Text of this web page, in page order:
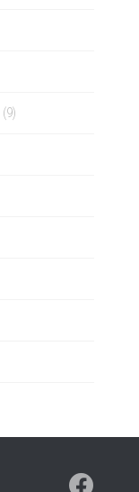
(9)